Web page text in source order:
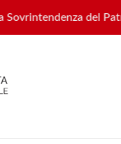
del